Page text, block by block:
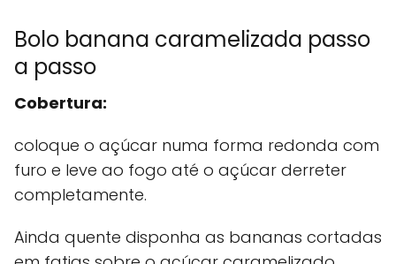
Bolo banana caramelizada passo
a passo
Cobertura:
coloque o açúcar numa forma redonda com
furo e leve ao fogo até o açúcar derreter
completamente.
Ainda quente disponha as bananas cortadas